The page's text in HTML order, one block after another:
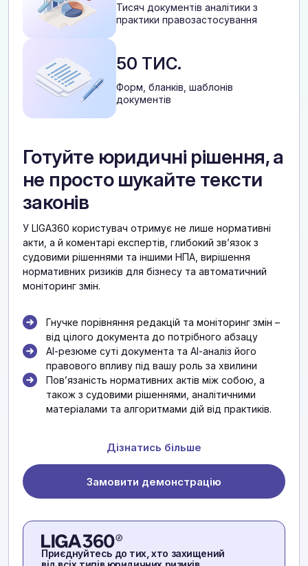
Тисяч документів аналітики з
практики правозастосування
50 ТИС.
Форм, бланків, шаблонів
документів
Готуйте юридичні рішення, а
не просто шукайте тексти
законів
У LIGA360 користувач отримує не лише нормативні
акти, а й коментарі експертів, глибокий звʼязок з
судовими рішеннями та іншими НПА, вирішення
нормативних ризиків для бізнесу та автоматичний
моніторинг змін.
Гнучке порівняння редакцій та моніторинг змін –
від цілого документа до потрібного абзацу
АІ-резюме суті документа та АІ-аналіз його
правового впливу під вашу роль за хвилини
Повʼязаність нормативних актів між собою, а
також з судовими рішеннями, аналітичними
матеріалами та алгоритмами дій від практиків.
Дізнатись більше
Замовити демонстрацію
Приєднуйтесь до тих, хто захищений